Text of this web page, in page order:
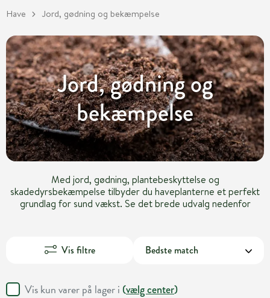
Have Jord, gødning og bekæmpelse
Jord, gødning og
bekæmpelse
Med jord, gødning, plantebeskyttelse og
skadedyrsbekæmpelse tilbyder du haveplanterne et perfekt
grundlag for sund vækst. Se det brede udvalg nedenfor
Vis filtre
Vis kun varer på lager i (vælg center)